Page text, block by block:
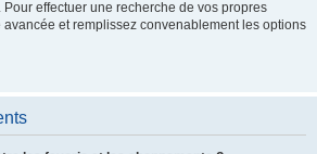
effectuer une recherche de vos propres
et remplissez convenablement les options